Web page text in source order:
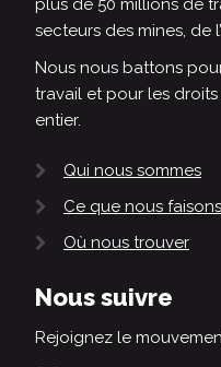
plus de 50 millions de
secteurs des mines, de
Nous nous battons
travail et pour les
entier.
Qui nous sommes
Ce que nous faisons
Où nous trouver
Nous suivre
Rejoignez le